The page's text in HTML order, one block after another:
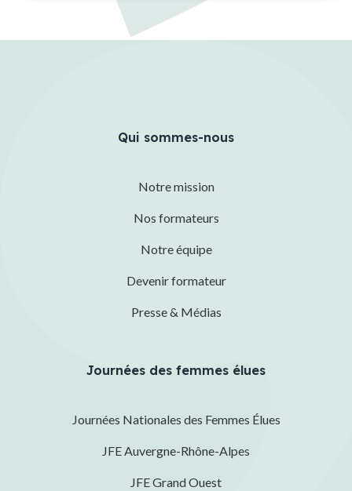
Qui sommes-nous
Notre mission
Nos formateurs
Notre équipe
Devenir formateur
Presse & Médias
Journées des femmes élues
Journées Nationales des Femmes Élues
JFE Auvergne-Rhône-Alpes
JFE Grand Ouest